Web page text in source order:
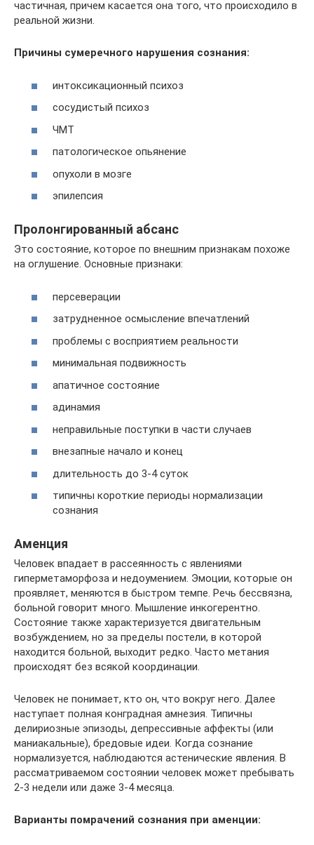
частичная, причем касается она того, что происходило в
реальной жизни.
Причины сумеречного нарушения сознания:
интоксикационный психоз
сосудистый психоз
ЧМТ
патологическое опьянение
опухоли в мозге
эпилепсия
Пролонгированный абсанс
Это состояние, которое по внешним признакам похоже
на оглушение. Основные признаки:
персеверации
затрудненное осмысление впечатлений
проблемы с восприятием реальности
минимальная подвижность
апатичное состояние
адинамия
неправильные поступки в части случаев
внезапные начало и конец
длительность до 3-4 суток
типичны короткие периоды нормализации
сознания
Аменция
Человек впадает в рассеянность с явлениями
гиперметаморфоза и недоумением. Эмоции, которые он
проявляет, меняются в быстром темпе. Речь бессвязна,
больной говорит много. Мышление инкогерентно.
Состояние также характеризуется двигательным
возбуждением, но за пределы постели, в которой
находится больной, выходит редко. Часто метания
происходят без всякой координации.
Человек не понимает, кто он, что вокруг него. Далее
наступает полная конградная амнезия. Типичны
делириозные эпизоды, депрессивные аффекты (или
маниакальные), бредовые идеи. Когда сознание
нормализуется, наблюдаются астенические явления. В
рассматриваемом состоянии человек может пребывать
2-3 недели или даже 3-4 месяца.
Варианты помрачений сознания при аменции: